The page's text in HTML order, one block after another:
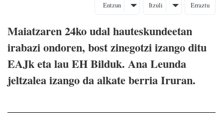
Entzun Itzuli Erraztu
Maiatzaren 24ko udal hauteskundeetan
irabazi ondoren, bost zinegotzi izango ditu
EAJk eta lau EH Bilduk. Ana Leunda
jeltzalea izango da alkate berria Iruran.